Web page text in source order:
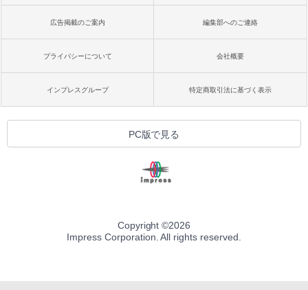
広告掲載のご案内 編集部へのご連絡
プライバシーについて 会社概要
インプレスグループ 特定商取引法に基づく表示
PC版で見る
Copyright ©2026
Impress Corporation. All rights reserved.